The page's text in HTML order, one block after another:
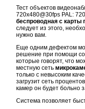
Тест объектов
720х480@30fps PAL:
беспроводная с карты
следует из этого,
нужно вам.
Еще одним дефектом
решение при помощи
которые говорят, что
местную сеть
только с невысоким
загрузит сеть
камер он будет больно
Система позволяет